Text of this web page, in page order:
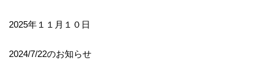
2025年１１月１０日
2024/7/22のお知らせ